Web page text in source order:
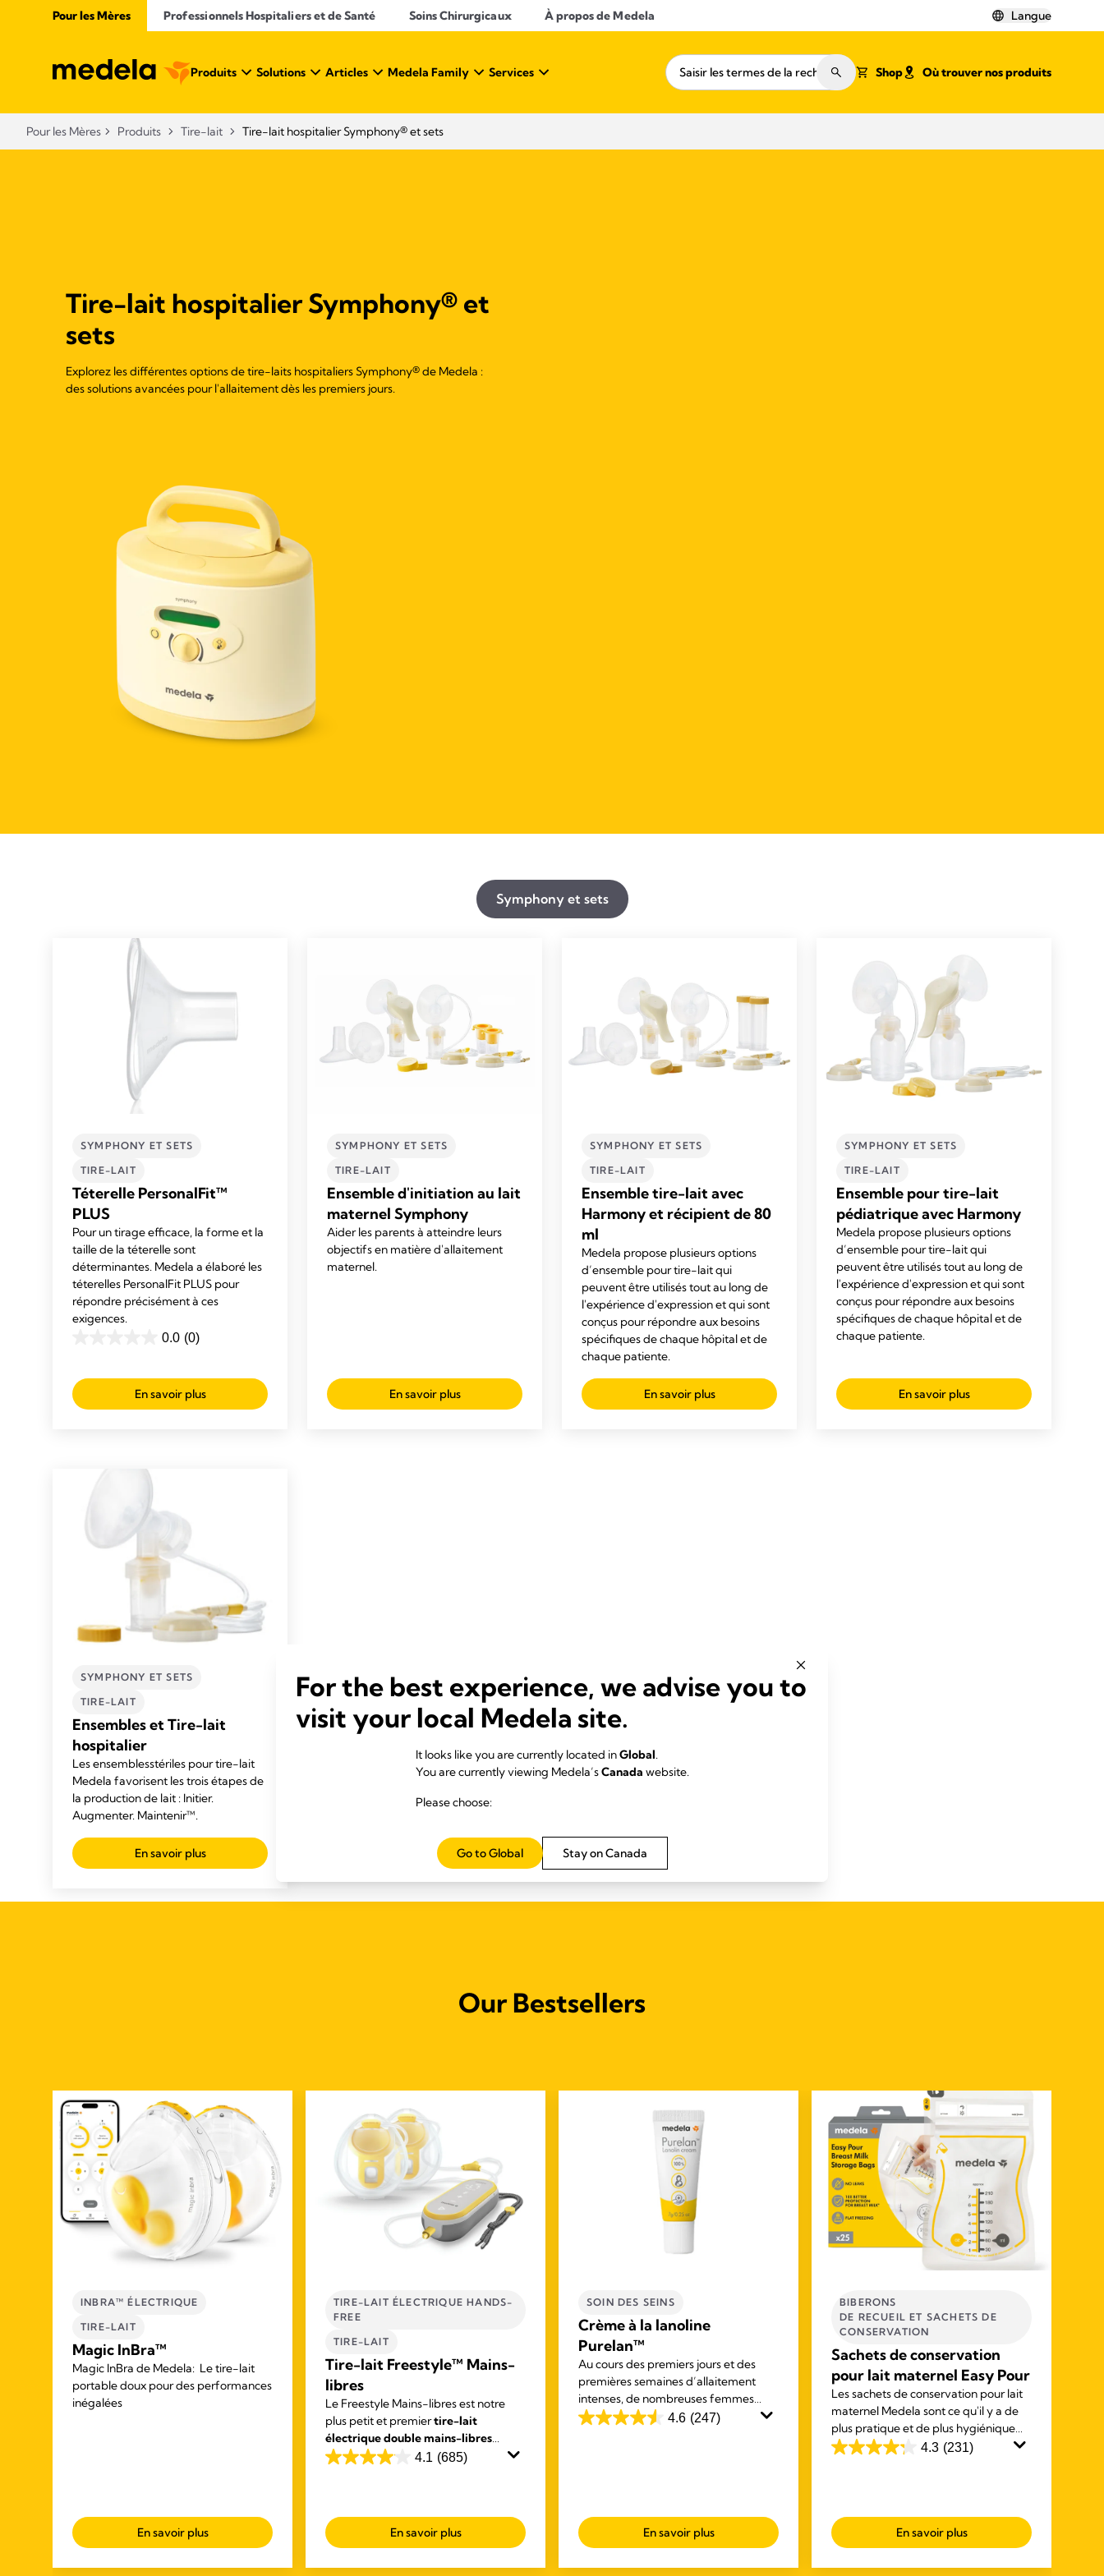
Pour les Mères Professionnels Hospitaliers et de Santé Soins Chirurgicaux À propos de Medela Langue
Produits Solutions Articles Medela Family Services Shop Où trouver nos produits
Pour les Mères Produits Tire-lait Tire-lait hospitalier Symphony® et sets​
Tire-lait hospitalier Symphony® et
sets
Explorez les différentes options de tire-laits hospitaliers Symphony® de Medela :
des solutions avancées pour l'allaitement dès les premiers jours.
Symphony et sets
SYMPHONY ET SETS
TIRE-LAIT
Téterelle PersonalFit™
PLUS
Pour un tirage efficace, la forme et la
taille de la téterelle sont
déterminantes. Medela a élaboré les
téterelles PersonalFit PLUS pour
répondre précisément à ces
exigences.
0.0 (0)
of
5
En savoir plus
SYMPHONY ET SETS
TIRE-LAIT
Ensemble d'initiation au lait
maternel Symphony
Aider les parents à atteindre leurs
objectifs en matière d'allaitement
maternel.
En savoir plus
SYMPHONY ET SETS
TIRE-LAIT
Ensemble tire-lait avec
Harmony et récipient de 80
ml
Medela propose plusieurs options
d’ensemble pour tire-lait qui
peuvent être utilisés tout au long de
l'expérience d'expression et qui sont
conçus pour répondre aux besoins
spécifiques de chaque hôpital et de
chaque patiente.
En savoir plus
SYMPHONY ET SETS
TIRE-LAIT
Ensemble pour tire-lait
pédiatrique avec Harmony
Medela propose plusieurs options
d’ensemble pourtire-lait qui
peuvent être utilisés tout au long de
l'expérience d'expression et qui sont
conçus pour répondre aux besoins
spécifiques de chaque hôpital et de
chaque patiente.
En savoir plus
SYMPHONY ET SETS
TIRE-LAIT
Ensembles et Tire-lait
hospitalier
Les ensemblesstériles pourtire-lait
Medela favorisent les trois étapes de
la production de lait : Initier.
Augmenter. Maintenir™.
En savoir plus
Our Bestsellers
INBRA™ ÉLECTRIQUE
TIRE-LAIT
Magic InBra™
Magic InBra de Medela: Le tire-lait
portable doux pour des performances
inégalées
En savoir plus
TIRE-LAIT ÉLECTRIQUE HANDS-
FREE
TIRE-LAIT
Tire-lait Freestyle™ Mains-
libres
Le Freestyle Mains-libres est notre
plus petit et premiertire-lait
électrique double mains-libres
portable, conçu pour vous permettre
4.1 (685)
4.1
5
stars.
685
En savoir plus
SOIN DES SEINS
Crème à la lanoline
Purelan™
Au cours des premiers jours et des
premières semaines d’allaitement
intenses, de nombreuses femmes
souffrent de mamelons endoloris et
4.6 (247)
4.6
247
reviews
En savoir plus
BIBERONS
DE RECUEIL ET SACHETS DE
CONSERVATION​
Sachets de conservation
pour lait maternel Easy Pour
Les sachets de conservation pour lait
maternel Medela sont ce qu'il y a de
plus pratique et de plus hygiénique
pour conserver, transporter et
4.3 (231)
4.3
5
stars.
En savoir plus
For the best experience, we advise you to
visit your local Medela site.
It looks like you are currently located inGlobal.
You are currently viewing Medela’sCanada website.
Please choose:
Stay on Canada
Go to Global